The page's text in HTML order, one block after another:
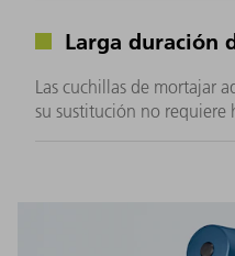
Larga duración
Las cuchillas de mortajar
su sustitución no requiere